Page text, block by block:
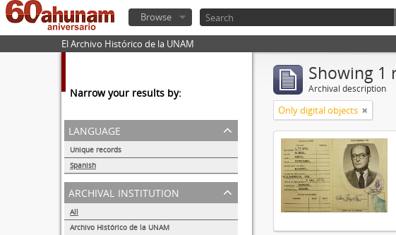
Browse
El Archivo Histórico de la UNAM
Narrow your results by:
language
Unique records
Spanish
1
archival institution
All
Archivo Histórico de la UNAM
Showing 1
Archival description
Only digital objects